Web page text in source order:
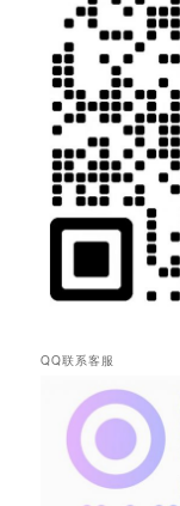
QQ联系客服